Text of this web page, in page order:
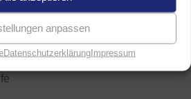
anpassen
DatenschutzerklärungImpressum